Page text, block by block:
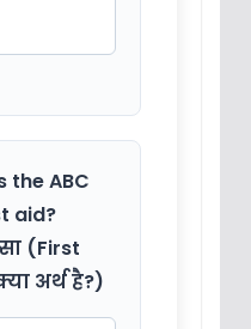
the ABC
aid?
(First
अर्थ है?)